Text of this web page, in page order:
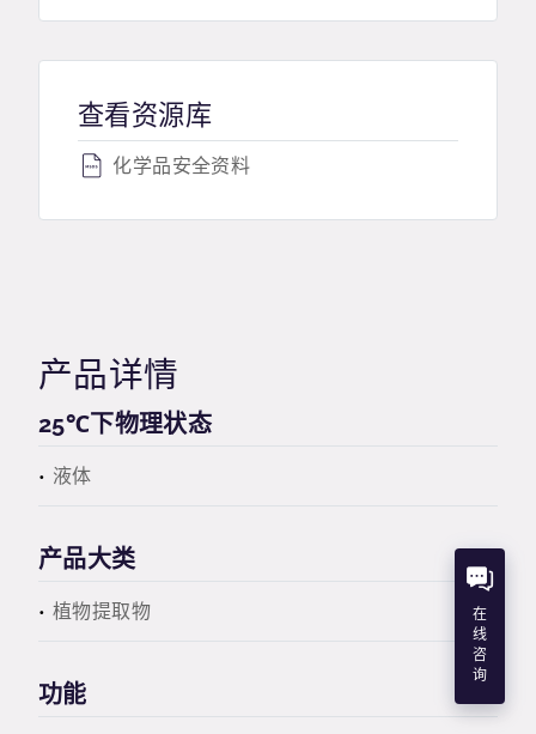
查看资源库
化学品安全资料
产品详情
25℃下物理状态
液体
产品大类
植物提取物
功能
在
线
咨
询